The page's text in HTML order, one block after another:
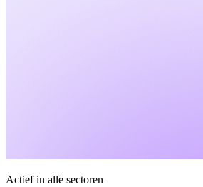
Actief in alle sectoren